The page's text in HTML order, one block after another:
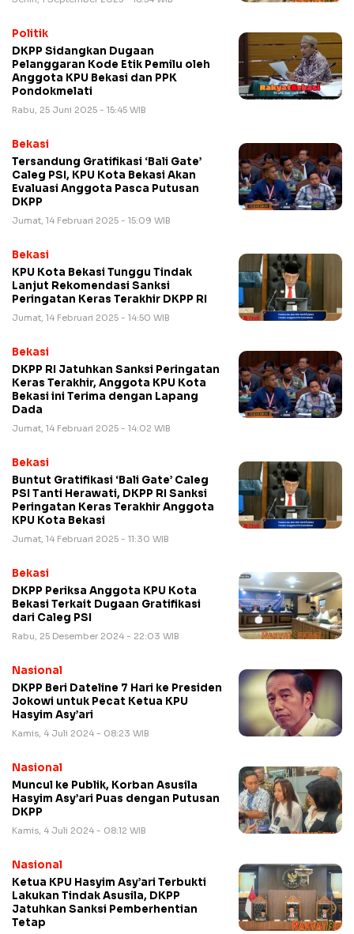
Politik
DKPP Sidangkan Dugaan
Pelanggaran Kode Etik Pemilu oleh
Anggota KPU Bekasi dan PPK
Pondokmelati
Rabu, 25 Juni 2025 - 15:45 WIB
Bekasi
Tersandung Gratifikasi ‘Bali Gate’
Caleg PSI, KPU Kota Bekasi Akan
Evaluasi Anggota Pasca Putusan
DKPP
Jumat, 14 Februari 2025 - 15:09 WIB
Bekasi
KPU Kota Bekasi Tunggu Tindak
Lanjut Rekomendasi Sanksi
Peringatan Keras Terakhir DKPP RI
Jumat, 14 Februari 2025 - 14:50 WIB
Bekasi
DKPP RI Jatuhkan Sanksi Peringatan
Keras Terakhir, Anggota KPU Kota
Bekasi ini Terima dengan Lapang
Dada
Jumat, 14 Februari 2025 - 14:02 WIB
Bekasi
Buntut Gratifikasi ‘Bali Gate’ Caleg
PSI Tanti Herawati, DKPP RI Sanksi
Peringatan Keras Terakhir Anggota
KPU Kota Bekasi
Jumat, 14 Februari 2025 - 11:30 WIB
Bekasi
DKPP Periksa Anggota KPU Kota
Bekasi Terkait Dugaan Gratifikasi
dari Caleg PSI
Rabu, 25 Desember 2024 - 22:03 WIB
Nasional
DKPP Beri Dateline 7 Hari ke Presiden
Jokowi untuk Pecat Ketua KPU
Hasyim Asy’ari
Kamis, 4 Juli 2024 - 08:23 WIB
Nasional
Muncul ke Publik, Korban Asusila
Hasyim Asy’ari Puas dengan Putusan
DKPP
Kamis, 4 Juli 2024 - 08:12 WIB
Nasional
Ketua KPU Hasyim Asy’ari Terbukti
Lakukan Tindak Asusila, DKPP
Jatuhkan Sanksi Pemberhentian
Tetap